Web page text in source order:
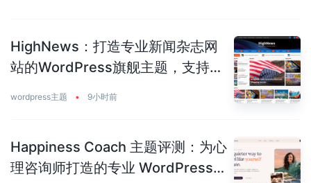
HighNews：打造专业新闻杂志网
站的WordPress旗舰主题，支持
wordpress主题 • 9小时前
Happiness Coach 主题评测：为心
理咨询师打造的专业 WordPress